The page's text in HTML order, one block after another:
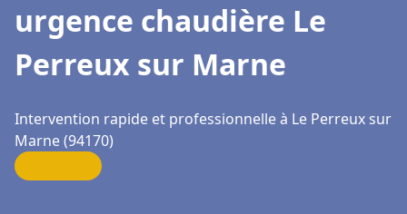
urgence chaudière Le
Perreux sur Marne
Intervention rapide et professionnelle à Le Perreux sur
Marne (94170)